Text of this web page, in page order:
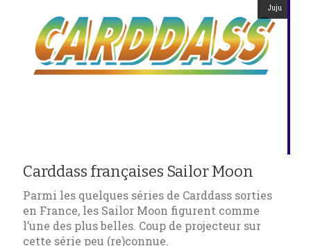
Juju
Carddass françaises Sailor Moon
Parmi les quelques séries de Carddass sorties
en France, les Sailor Moon figurent comme
l’une des plus belles. Coup de projecteur sur
cette série peu (re)connue.